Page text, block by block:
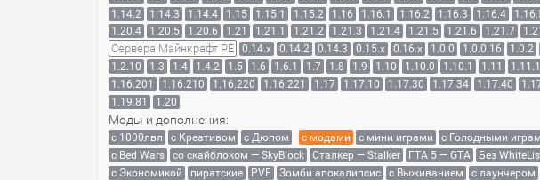
1.14.2
1.14.3 1.14.4 1.15 1.15.1 1.15.2 1.16 1.16.1 1.16.2 1.16.3 1.16.4
1.20.4
1.20.5 1.20.6 1.21 1.21.1 1.21.2 1.21.3 1.21.4 1.21.5 1.21.6 1.21.7
Сервера Майнкрафт PE 0.14.x 0.14.2 0.14.3 0.15.x 0.16.x 1.0.0 1.0.0.16 1.0.2
1.2.10
1.3 1.4 1.4.2 1.5 1.6 1.6.1 1.7 1.8 1.9 1.10 1.10.0 1.10.1 1.11 1.11.1
1.16.201
1.16.210 1.16.220 1.16.221 1.17 1.17.10 1.17.30 1.17.34 1.17.40
1.19.81
1.20
Моды и дополнения:
с 1000лвл c Креативом с Дюпом с модами с мини играми с Голодными
с Bed Wars
со скайблоком — SkyBlock Сталкер — Stalker ГТА 5 — GTA Без
с Экономикой
пиратские PVE Зомби апокалипсис с Выживанием с лаунчером